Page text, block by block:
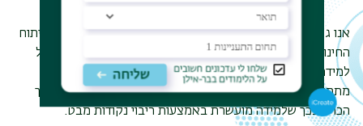
אנו גאים בחברי הסגל ובסטודנטים שלנו, המחויבים לקידום ופיתוח
החינוך תוך טיפוח קהילה אקדמית חיובית ומכילה, המבוססת על
למידה הדדית וכבוד. אנו מייחסים חשיבות לסביבה של דיאלוג
מתמשך ומעורבות משמעותית בין חברי הסגל לסטודנטים, מתוך
הכרה בכך שלמידה מועשרת באמצעות ריבוי נקודות מבט.